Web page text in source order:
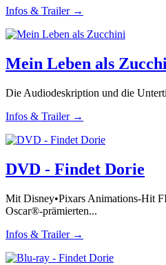
Infos & Trailer →
Mein Leben als
Die Audiodeskription und die
Infos & Trailer →
DVD - Findet Dorie
Mit Disney•Pixars Animations-Hit
Oscar®-prämierten...
Infos & Trailer →